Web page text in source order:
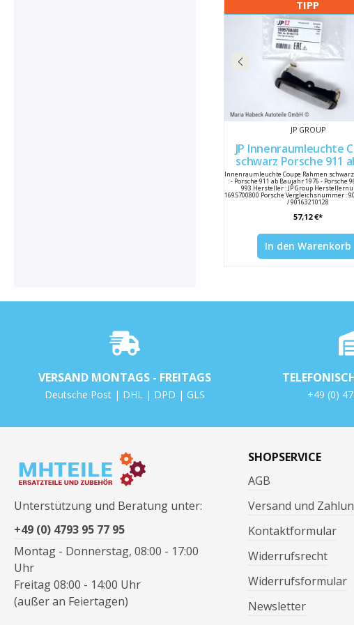
TIPP
JP GROUP
JP Innenraumleuchte
schwarz Porsche 911 ab 76 /
964 / 993
Innenraumleuchte Coupe Rahmen
: - Porsche 911 ab Baujahr 1976 - Porsche
993 Hersteller : JP Group
1695700800 Porsche Vergleichsnummer :
/ 90163210128
57,12 €*
In den Warenkorb
VERSAND MONTAGS - FREITAGS
Deutsche Post | DHL | DPD | GLS +49 (0)
Unterstützung und Beratung unter:
+49 (0) 4793 95 77 95
Montag - Donnerstag, 08:00 - 17:00
Uhr
Freitag 08:00 - 14:00 Uhr
(außer an Feiertagen)
SHOPSERVICE
AGB
Versand und
Kontaktformular
Widerrufsrecht
Widerrufsformular
Newsletter